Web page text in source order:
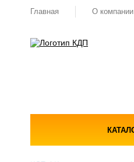
Главная О компании